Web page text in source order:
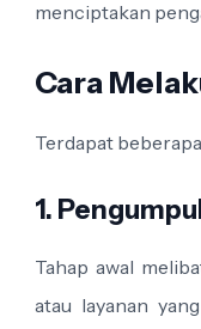
menciptakan
Cara
Terdapat
1.
Tahap awal
atau layanan